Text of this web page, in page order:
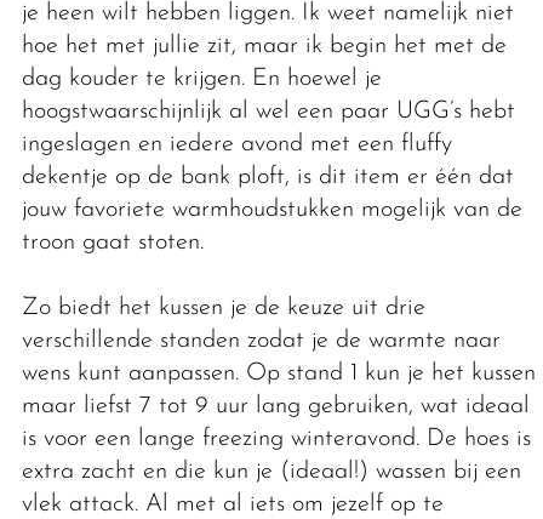
je heen wilt hebben liggen. Ik weet namelijk niet
hoe het met jullie zit, maar ik begin het met de
dag kouder te krijgen. En hoewel je
hoogstwaarschijnlijk al wel een paar UGG’s hebt
ingeslagen en iedere avond met een fluffy
dekentje op de bank ploft, is dit item er één dat
jouw favoriete warmhoudstukken mogelijk van de
troon gaat stoten.
Zo biedt het kussen je de keuze uit drie
verschillende standen zodat je de warmte naar
wens kunt aanpassen. Op stand 1 kun je het kussen
maar liefst 7 tot 9 uur lang gebruiken, wat ideaal
is voor een lange freezing winteravond. De hoes is
extra zacht en die kun je (ideaal!) wassen bij een
vlek attack. Al met al iets om jezelf op te